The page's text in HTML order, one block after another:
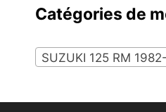
Catégories de
SUZUKI 125 RM